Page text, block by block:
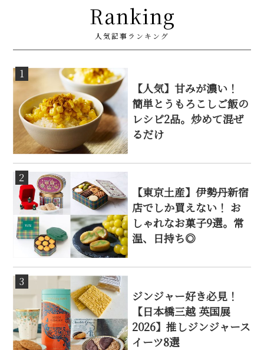
Ranking
人気記事ランキング
1
【人気】甘みが濃い！
簡単とうもろこしご飯の
レシピ2品。炒めて混ぜ
るだけ
2
【東京土産】伊勢丹新宿
店でしか買えない！ お
しゃれなお菓子9選。常
温、日持ち◎
3
ジンジャー好き必見！
【日本橋三越 英国展
2026】推しジンジャース
イーツ8選